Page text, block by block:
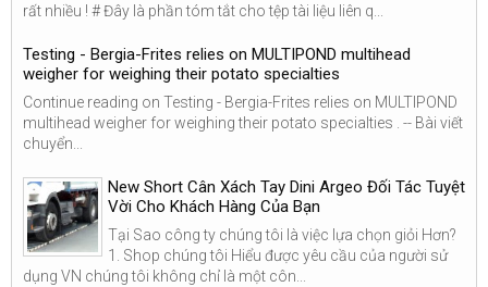
rất nhiều ! # Đây là phần tóm tắt cho tệp tài liệu liên q...
Testing - Bergia-Frites relies on MULTIPOND multihead
weigher for weighing their potato specialties
Continue reading on Testing - Bergia-Frites relies on MULTIPOND
multihead weigher for weighing their potato specialties . -- Bài viết
chuyển...
New Short Cân Xách Tay Dini Argeo Đối Tác Tuyệt
Vời Cho Khách Hàng Của Bạn
Tại Sao công ty chúng tôi là việc lựa chọn giỏi Hơn?
1. Shop chúng tôi Hiểu được yêu cầu của người sử
dụng VN chúng tôi không chỉ là một côn...